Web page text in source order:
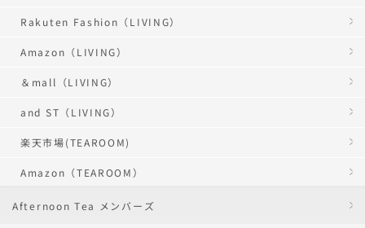
Rakuten Fashion（LIVING）
Amazon（LIVING）
＆mall（LIVING）
and ST（LIVING）
楽天市場(TEAROOM)
Amazon（TEAROOM）
Afternoon Tea メンバーズ